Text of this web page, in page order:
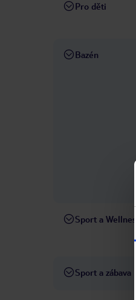
Pro děti
Bazén
Sport a Wellness
Sport a zábava